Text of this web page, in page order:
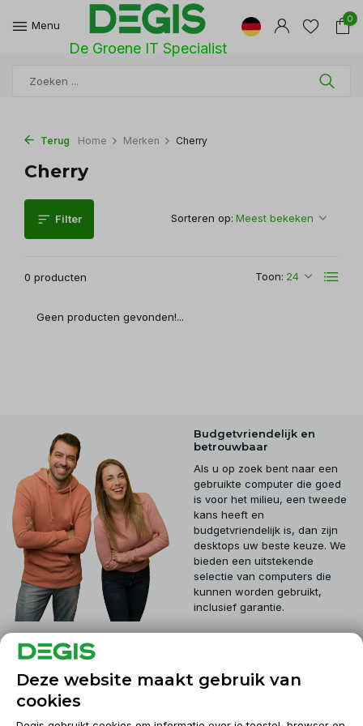
Menu
De Groene IT Specialist
0
Terug Home Merken Cherry
Cherry
Filter
0 producten Toon:
Sorteren op:
Geen producten gevonden!...
Budgetvriendelijk en
betrouwbaar
Als u op zoek bent naar een
gebruikte computer die goed
is voor het milieu, een tweede
kans heeft en
budgetvriendelijk is, dan zijn
desktops uw beste keuze. We
bieden een uitstekende
selectie van computers die
kunnen worden gebruikt,
inclusief garantie.
Klantenservice
Deze website maakt gebruik van
cookies